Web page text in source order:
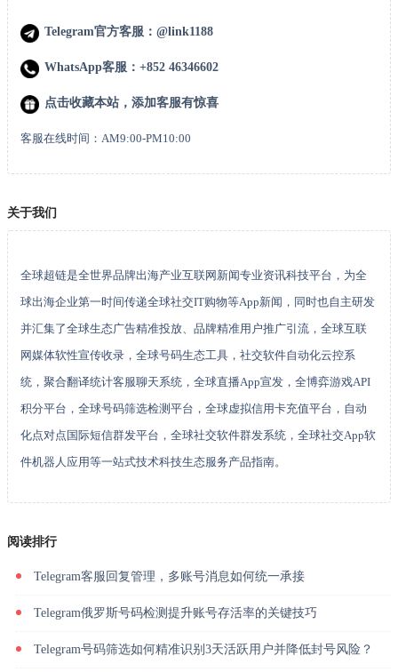
Telegram官方客服：@link1188
WhatsApp客服：+852 46346602
点击收藏本站，添加客服有惊喜
客服在线时间：AM9:00-PM10:00
关于我们
全球超链是全世界品牌出海产业互联网新闻专业资讯科技平台，为全
球出海企业第一时间传递全球社交IT购物等App新闻，同时也自主研发
并汇集了全球生态广告精准投放、品牌精准用户推广引流，全球互联
网媒体软性宣传收录，全球号码生态工具，社交软件自动化云控系
统，聚合翻译统计客服聊天系统，全球直播App宣发，全博弈游戏API
积分平台，全球号码筛选检测平台，全球虚拟信用卡充值平台，自动
化点对点国际短信群发平台，全球社交软件群发系统，全球社交App软
件机器人应用等一站式技术科技生态服务产品指南。
阅读排行
Telegram客服回复管理，多账号消息如何统一承接
Telegram俄罗斯号码检测提升账号存活率的关键技巧
Telegram号码筛选如何精准识别3天活跃用户并降低封号风险？